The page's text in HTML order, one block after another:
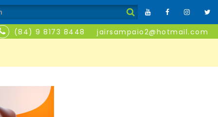
(84) 9 8173 8448 jairsampaio2@hotmail.com